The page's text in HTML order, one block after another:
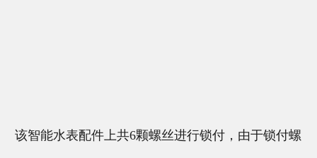
该智能水表配件上共6颗螺丝进行锁付，由于锁付螺